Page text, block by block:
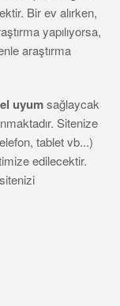
Bir ev alırken,
yapılıyorsa,
araştırma
uyumsağlaycak
Sitenize
tablet vb...)
edilecektir.